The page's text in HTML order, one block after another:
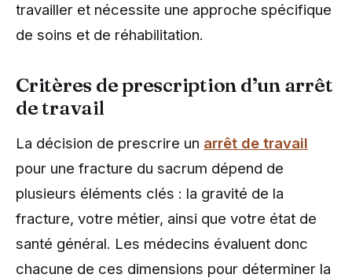
travailler et nécessite une approche spécifique
de soins et de réhabilitation.
Critères de prescription d’un arrêt
de travail
La décision de prescrire un arrêt de travail
pour une fracture du sacrum dépend de
plusieurs éléments clés : la gravité de la
fracture, votre métier, ainsi que votre état de
santé général. Les médecins évaluent donc
chacune de ces dimensions pour déterminer la